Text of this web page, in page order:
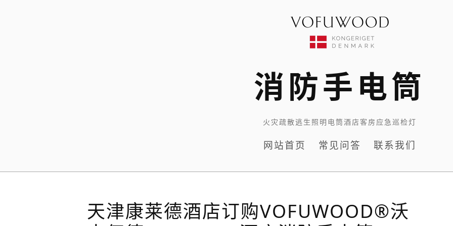
消防手电筒
火灾疏散逃生照明电筒酒店客房应急巡检灯
网站首页 常见问答 联系我们
天津康莱德酒店订购VOFUWOOD®沃